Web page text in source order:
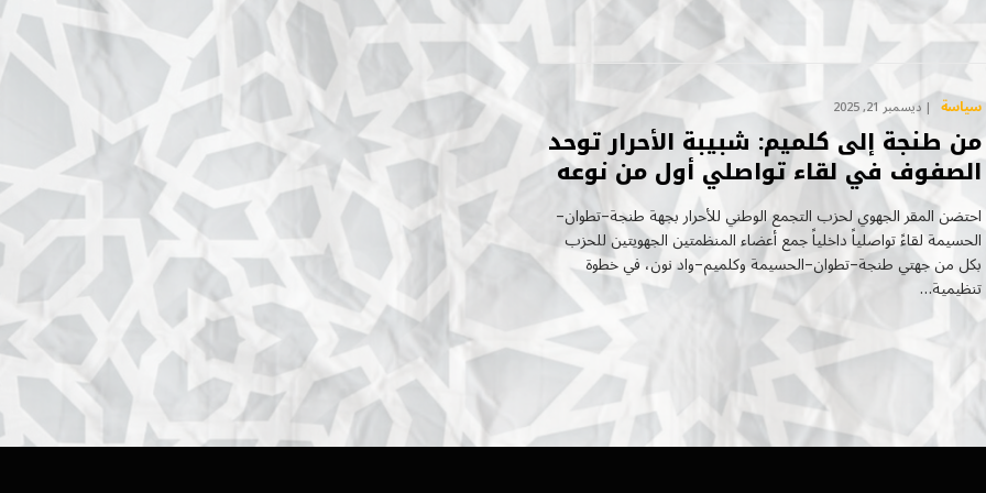
سياسة ديسمبر 21, 2025
من طنجة إلى كلميم: شبيبة الأحرار توحد
الصفوف في لقاء تواصلي أول من نوعه
احتضن المقر الجهوي لحزب التجمع الوطني للأحرار بجهة طنجة–تطوان–
الحسيمة لقاءً تواصلياً داخلياً جمع أعضاء المنظمتين الجهويتين للحزب
بكل من جهتي طنجة–تطوان–الحسيمة وكلميم–واد نون، في خطوة
تنظيمية…